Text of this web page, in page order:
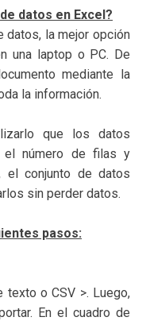
datos en Excel?
datos, la mejor opción
una laptop o PC. De
mediante la
la información.
que los datos
el número de filas y
el conjunto de datos
sin perder datos.
pasos:
texto o CSV >. Luego,
En el cuadro de